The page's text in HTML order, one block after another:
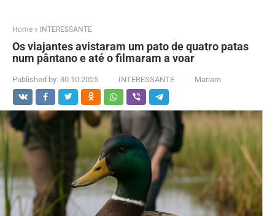
Home » INTERESSANTE
Os viajantes avistaram um pato de quatro patas
num pântano e até o filmaram a voar
Published by: 30.10.2025 INTERESSANTE Mariam